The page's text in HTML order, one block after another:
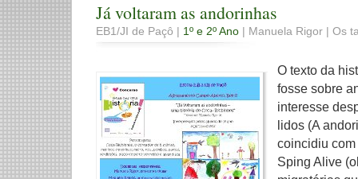
Já voltaram as andorinhas
EB1/JI de Paçô | 1º e 2º Ano | Manuela Rigor | Os
O texto da
fosse sobre
interesse
lidos (A
coincidiu
Sping Alive